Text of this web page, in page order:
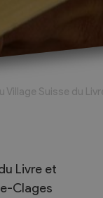
Village Suisse du
Livre et
Clages